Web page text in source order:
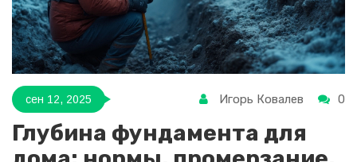
сен 12, 2025 Игорь Ковалев 0
Глубина фундамента для